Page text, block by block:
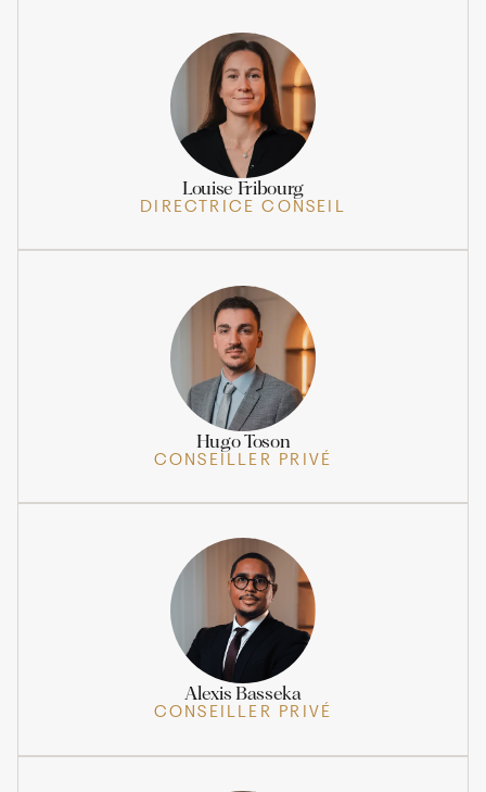
Louise Fribourg
DIRECTRICE CONSEIL
Hugo Toson
CONSEILLER PRIVÉ
Alexis Basseka
CONSEILLER PRIVÉ